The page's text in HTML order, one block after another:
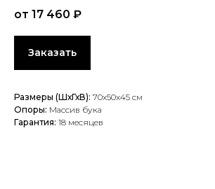
от 17 460 ₽
Заказать
Размеры (ШхГхВ): 70х50x45 см
Опоры: Массив бука
Гарантия: 18 месяцев